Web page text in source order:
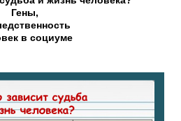
Гены,
в социуме